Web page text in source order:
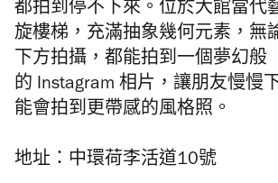
都拍到停不下來。位於大館當代
旋樓梯，充滿抽象幾何元素，無
下方拍攝，都能拍到一個夢幻般
的 Instagram 相片，讓朋友慢慢
能會拍到更帶感的風格照。
地址：中環荷李活道10號